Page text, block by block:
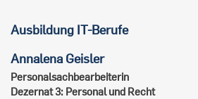
Ausbildung IT-Berufe
Annalena Geisler
Personalsachbearbeiterin
Dezernat 3: Personal und Recht